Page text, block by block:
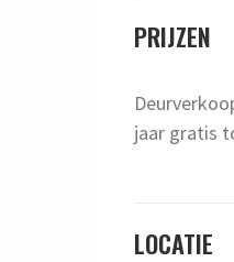
PRIJZEN
jaar gratis
LOCATIE